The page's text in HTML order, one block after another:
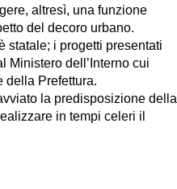
altresì, una funzione
del decoro urbano.
statale; i progetti presentati
Ministero dell’Interno cui
della Prefettura.
la predisposizione della
in tempi celeri il